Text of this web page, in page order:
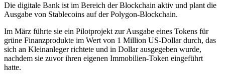
Die digitale Bank ist im Bereich der Blockchain aktiv und plant die
Ausgabe von Stablecoins auf der Polygon-Blockchain.
Im März führte sie ein Pilotprojekt zur Ausgabe eines Tokens für
grüne Finanzprodukte im Wert von 1 Million US-Dollar durch, das
sich an Kleinanleger richtete und in Dollar ausgegeben wurde,
nachdem sie zuvor ihren eigenen Immobilien-Token eingeführt
hatte.